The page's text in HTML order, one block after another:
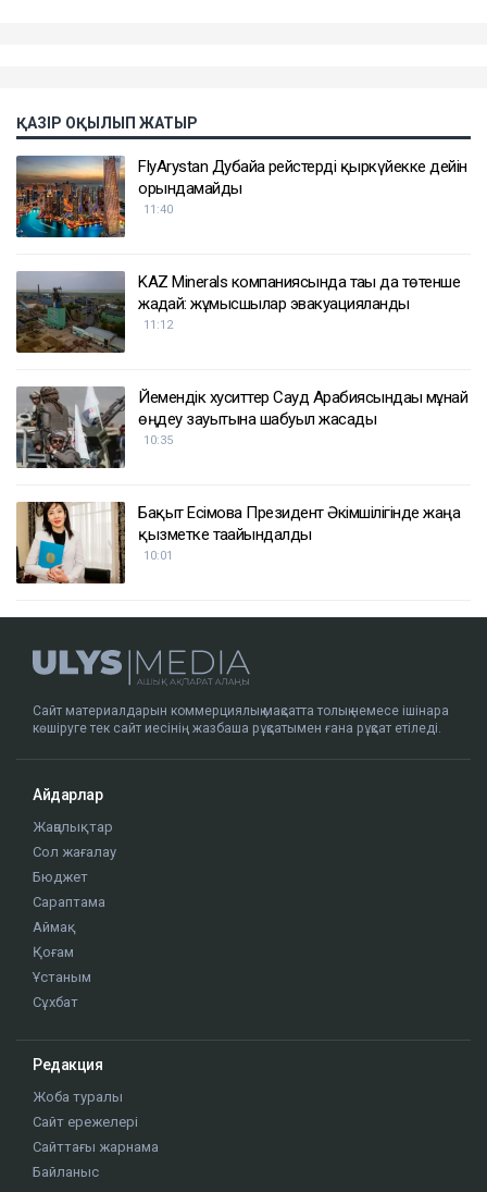
ҚАЗІР ОҚЫЛЫП ЖАТЫР
FlyArystan Дубайға рейстерді қыркүйекке дейін
орындамайды
11:40
KAZ Minerals компаниясында тағы да төтенше
жағдай: жұмысшылар эвакуацияланды
11:12
Йемендік хуситтер Сауд Арабиясындағы мұнай
өңдеу зауытына шабуыл жасады
10:35
Бақыт Есімова Президент Әкімшілігінде жаңа
қызметке тағайындалды
10:01
Сайт материалдарын коммерциялық мақсатта толық немесе ішінара
көшіруге тек сайт иесінің жазбаша рұқсатымен ғана рұқсат етіледі.
Айдарлар
Жаңалықтар
Сол жағалау
Бюджет
Сараптама
Аймақ
Қоғам
Ұстаным
Сұхбат
Редакция
Жоба туралы
Сайт ережелері
Сайттағы жарнама
Байланыс